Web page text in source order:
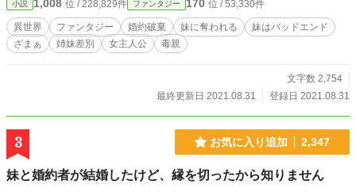
小説 1,008 位 / 228,829件 ファンタジー 170 位 / 53,330件
異世界 ファンタジー 婚約破棄 妹に奪われる
妹はバッドエンド
ざまぁ
姉妹差別 女主人公 毒親
文字数 2,754
最終更新日 2021.08.31
登録日 2021.08.31
3 お気に入り追加 2,347
妹と婚約者が結婚したけど、縁を切ったから知りません